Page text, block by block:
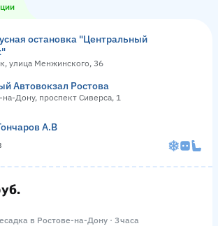
остановка "Центральный
улица Менжинского, 36
Автовокзал Ростова
на-Дону, проспект Сиверса, 1
А.В
в Ростове-на-Дону · 3 часа